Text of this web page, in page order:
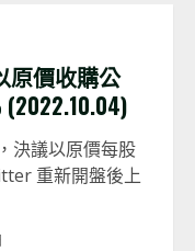
原價收購公
決議以原價每股
重新開盤後上